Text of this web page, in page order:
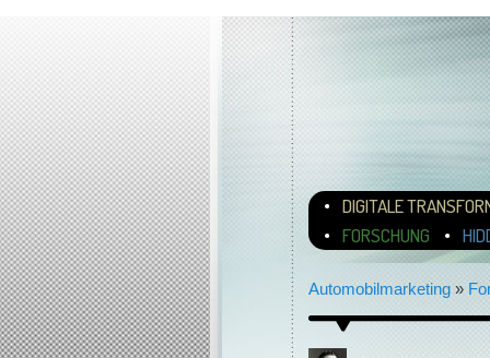
Hauptmenü
ZUM INHALT WECHSELN
ZUM SEKUNDÄREN
DIGITALE
FORSCHUNG
Automobilmarketing»